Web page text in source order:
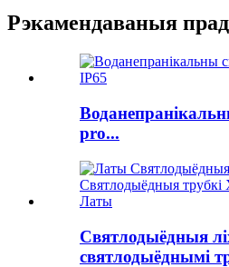
Рэкамендаваныя
pro...
Святлодыёдныя
святлодыёднымі